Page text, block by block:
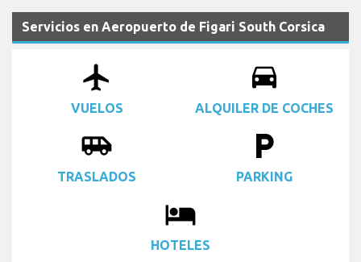
Servicios en Aeropuerto de Figari South Corsica
airplanemode_active
VUELOS
drive_eta
ALQUILER DE COCHES
airport_shuttle
TRASLADOS
local_parking
PARKING
local_hotel
HOTELES